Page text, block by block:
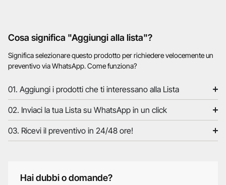
Cosa significa "Aggiungi alla lista"?
Significa selezionare questo prodotto per richiedere velocemente un
preventivo via WhatsApp. Come funziona?
01. Aggiungi i prodotti che ti interessano alla Lista
02. Inviaci la tua Lista su WhatsApp in un click
03. Ricevi il preventivo in 24/48 ore!
Hai dubbi o domande?